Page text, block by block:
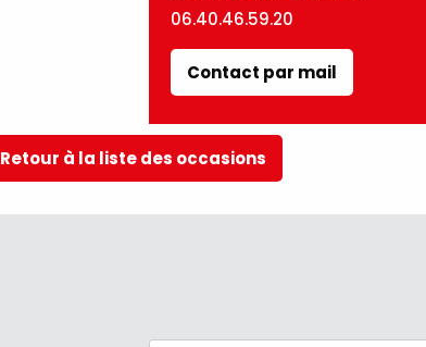
06.40.46.59.20
Contact par mail
Retour à la liste des occasions